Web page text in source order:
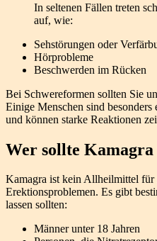
In seltenen Fällen treten
auf, wie:
Sehstörungen oder
Hörprobleme
Beschwerden im Rücken
Bei Schwereformen sollten Sie
Einige Menschen sind
und können starke Reaktionen
Wer sollte
Kamagra ist kein Allheilmittel für
Erektionsproblemen. Es gibt
lassen sollten:
Männer unter 18 Jahren